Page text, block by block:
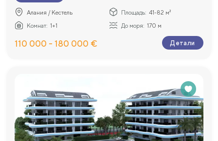
Алания / Кестель Площадь: 41-82 м²
Комнат: 1+1 До моря: 170 м
110 000 - 180 000 € Детали